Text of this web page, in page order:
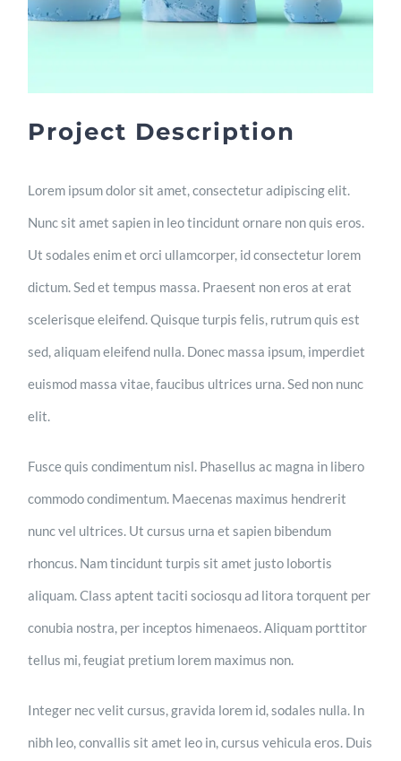
Project Description
Lorem ipsum dolor sit amet, consectetur adipiscing elit.
Nunc sit amet sapien in leo tincidunt ornare non quis eros.
Ut sodales enim et orci ullamcorper, id consectetur lorem
dictum. Sed et tempus massa. Praesent non eros at erat
scelerisque eleifend. Quisque turpis felis, rutrum quis est
sed, aliquam eleifend nulla. Donec massa ipsum, imperdiet
euismod massa vitae, faucibus ultrices urna. Sed non nunc
elit.
Fusce quis condimentum nisl. Phasellus ac magna in libero
commodo condimentum. Maecenas maximus hendrerit
nunc vel ultrices. Ut cursus urna et sapien bibendum
rhoncus. Nam tincidunt turpis sit amet justo lobortis
aliquam. Class aptent taciti sociosqu ad litora torquent per
conubia nostra, per inceptos himenaeos. Aliquam porttitor
tellus mi, feugiat pretium lorem maximus non.
Integer nec velit cursus, gravida lorem id, sodales nulla. In
nibh leo, convallis sit amet leo in, cursus vehicula eros. Duis